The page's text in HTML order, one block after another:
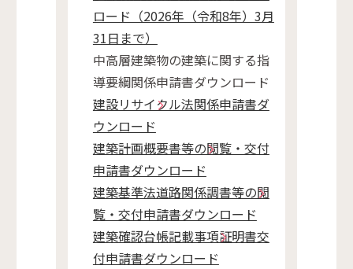
ロード（2026年（令和8年）3月
31日まで）
中高層建築物の建築に関する指
導要綱関係申請書ダウンロード
建設リサイクル法関係申請書ダ
ウンロード
建築計画概要書等の閲覧・交付
申請書ダウンロード
建築基準法道路関係調書等の閲
覧・交付申請書ダウンロード
建築確認台帳記載事項証明書交
付申請書ダウンロード